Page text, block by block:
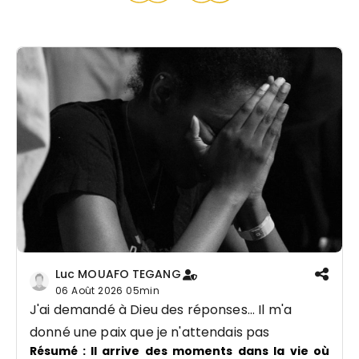
Luc MOUAFO TEGANG
06 Août 202605min
J'ai demandé à Dieu des réponses… Il m'a
donné une paix que je n'attendais pas
Résumé : Il arrive des moments dans la vie où